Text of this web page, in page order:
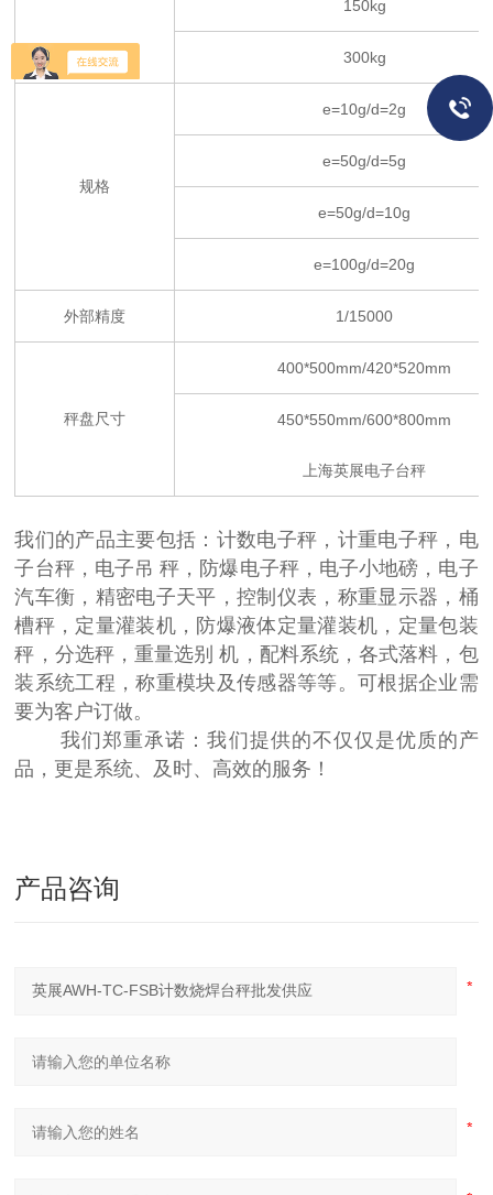
150kg
300kg
规格
e=10g/d=2g
e=50g/d=5g
e=50g/d=10g
e=100g/d=20g
外部精度 1/15000
秤盘尺寸
400*500mm/420*520mm
450*550mm/600*800mm
上海英展电子台秤
我们的产品主要包括：计数电子秤，计重电子秤，电
子台秤，电子吊 秤，防爆电子秤，电子小地磅，电子
汽车衡，精密电子天平，控制仪表，称重显示器，桶
槽秤，定量灌装机，防爆液体定量灌装机，定量包装
秤，分选秤，重量选别 机，配料系统，各式落料，包
装系统工程，称重模块及传感器等等。可根据企业需
要为客户订做。
我们郑重承诺：我们提供的不仅仅是优质的产
品，更是系统、及时、高效的服务！
产品咨询